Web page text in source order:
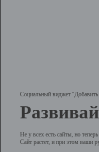
Социальный виджет "Добавить
Не у всех есть сайты, но
Сайт растет, и при этом ваши